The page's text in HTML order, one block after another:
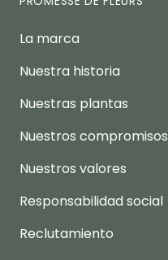
La marca
Nuestra historia
Nuestras plantas
Nuestros compromisos
Nuestros valores
Responsabilidad social
Reclutamiento